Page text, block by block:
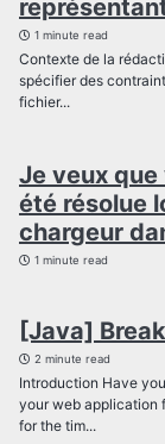
1 minute read
Contexte de la
spécifier des
fichier...
Je veux que
été résolue
chargeur
1 minute read
[Java]
2 minute read
Introduction Have
your web application
for the tim...